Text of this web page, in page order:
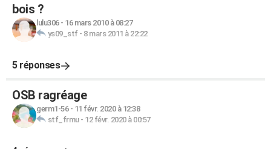
bois ?
lulu306- 16 mars 2010 à 08:27
ys09_stf- 8 mars 2011 à 22:22
5 réponses
OSB ragréage
germ1-56- 11 févr. 2020 à 12:38
stf_frmu- 12 févr. 2020 à 00:57